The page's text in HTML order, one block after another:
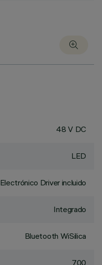
48 V DC
LED
Electrónico Driver incluido
Integrado
Bluetooth WiSilica
700